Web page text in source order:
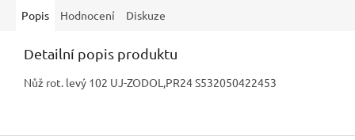
Popis Hodnocení Diskuze
Detailní popis produktu
Nůž rot. levý 102 UJ-ZODOL,PR24 S532050422453